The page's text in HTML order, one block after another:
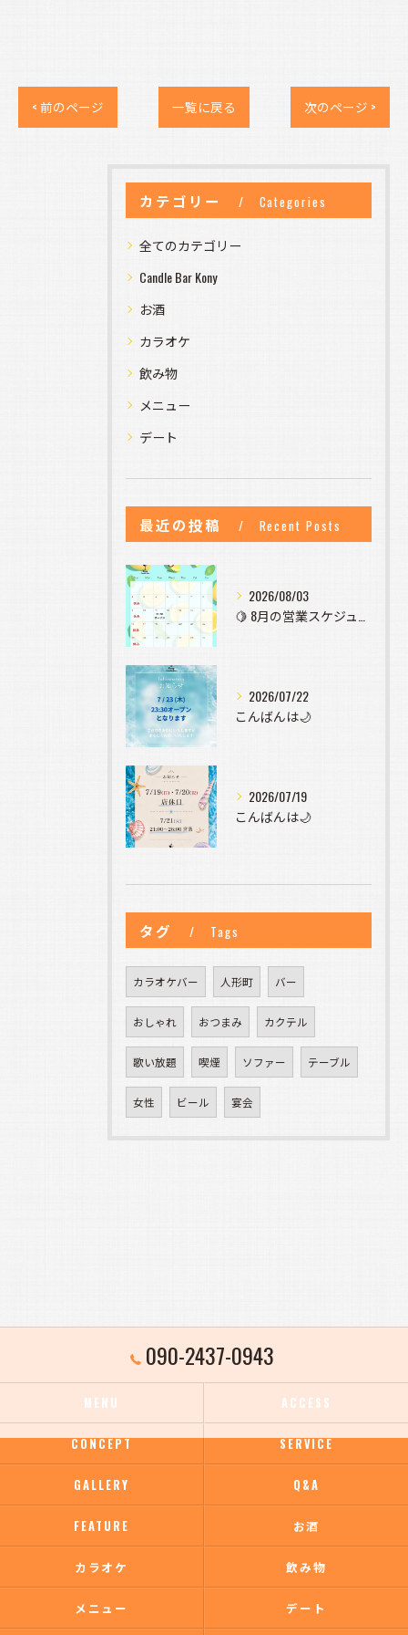
< 前のページ 一覧に戻る 次のページ >
カテゴリー Categories
全てのカテゴリー
Candle Bar Kony
お酒
カラオケ
飲み物
メニュー
デート
最近の投稿 Recent Posts
2026/08/03
2026/07/22
こんばんは🌙
2026/07/19
こんばんは🌙
タグ Tags
カラオケバー 人形町 バー
おしゃれ おつまみ カクテル
歌い放題 喫煙 ソファー テーブル
女性 ビール 宴会
090-2437-0943
MENU ACCESS
CONCEPT SERVICE
GALLERY Q&A
FEATURE お酒
カラオケ 飲み物
メニュー デート